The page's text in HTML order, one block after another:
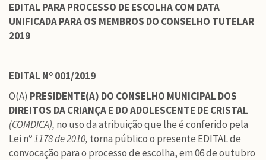
EDITAL PARA PROCESSO DE ESCOLHA COM DATA
UNIFICADA PARA OS MEMBROS DO CONSELHO TUTELAR
2019
EDITAL Nº 001/2019
O(A) PRESIDENTE(A) DO CONSELHO MUNICIPAL DOS
DIREITOS DA CRIANÇA E DO ADOLESCENTE DE CRISTAL
(COMDICA), no uso da atribuição que lhe é conferido pela
Lei nº1178 de 2010, torna público o presente EDITAL de
convocação para o processo de escolha, em 06 de outubro